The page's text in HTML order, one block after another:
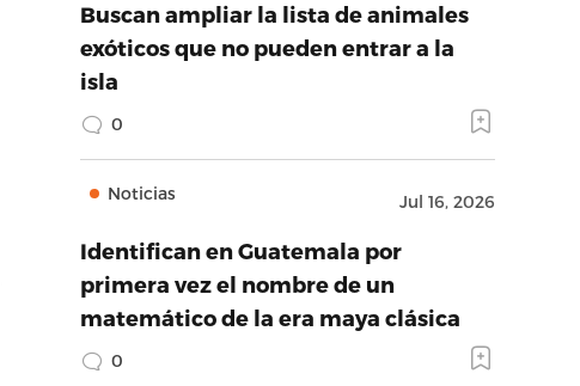
Buscan ampliar la lista de animales
exóticos que no pueden entrar a la
isla
0
Noticias Jul 16, 2026
Identifican en Guatemala por
primera vez el nombre de un
matemático de la era maya clásica
0